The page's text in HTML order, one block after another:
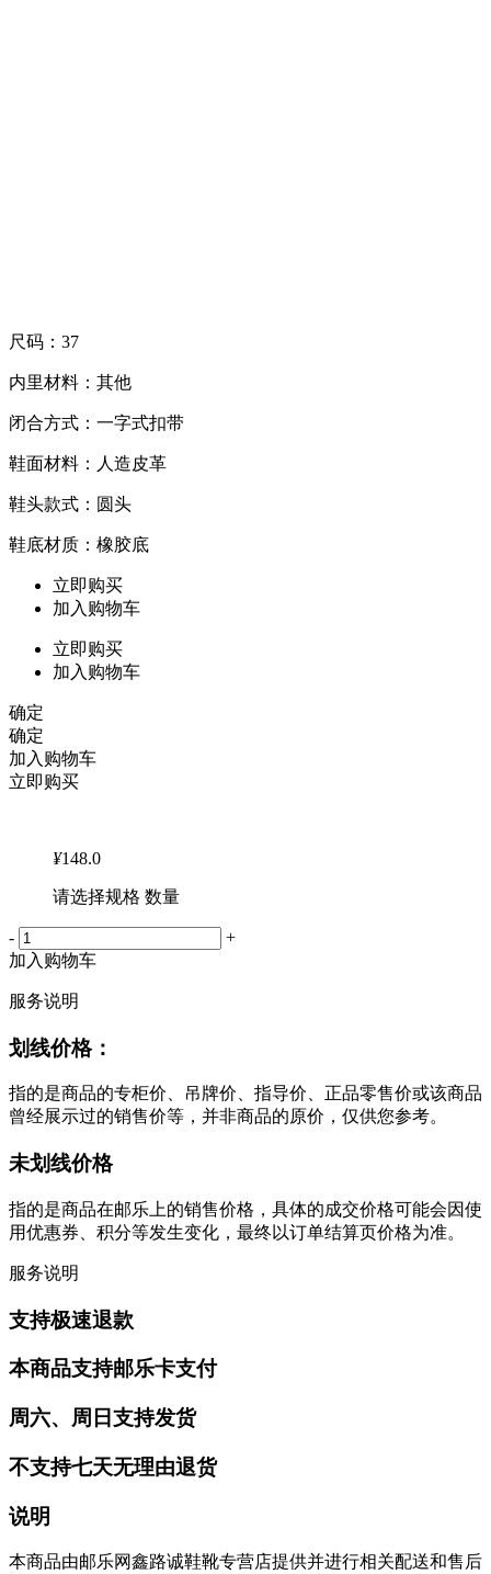
尺码：37
内里材料：其他
闭合方式：一字式扣带
鞋面材料：人造皮革
鞋头款式：圆头
鞋底材质：橡胶底
立即购买
加入购物车
立即购买
加入购物车
确定
确定
加入购物车
立即购买
¥148.0
请选择规格 数量
-
+
加入购物车
服务说明
划线价格：
指的是商品的专柜价、吊牌价、指导价、正品零售价或该商品
曾经展示过的销售价等，并非商品的原价，仅供您参考。
未划线价格
指的是商品在邮乐上的销售价格，具体的成交价格可能会因使
用优惠券、积分等发生变化，最终以订单结算页价格为准。
服务说明
支持极速退款
本商品支持邮乐卡支付
周六、周日支持发货
不支持七天无理由退货
说明
本商品由邮乐网鑫路诚鞋靴专营店提供并进行相关配送和售后